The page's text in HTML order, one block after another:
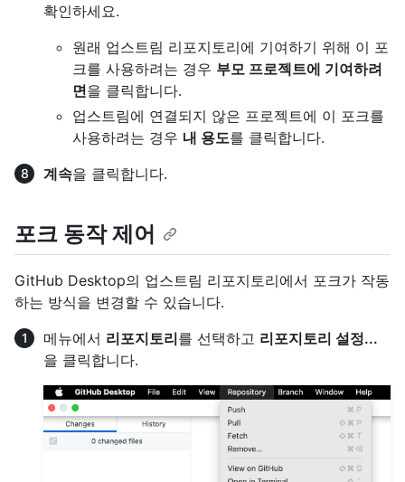
확인하세요.
원래 업스트림 리포지토리에 기여하기 위해 이 포
크를 사용하려는 경우 부모 프로젝트에 기여하려
면을 클릭합니다.
업스트림에 연결되지 않은 프로젝트에 이 포크를
사용하려는 경우 내 용도를 클릭합니다.
계속을 클릭합니다.
포크 동작 제어
GitHub Desktop의 업스트림 리포지토리에서 포크가 작동
하는 방식을 변경할 수 있습니다.
메뉴에서 리포지토리를 선택하고 리포지토리 설정...
을 클릭합니다.